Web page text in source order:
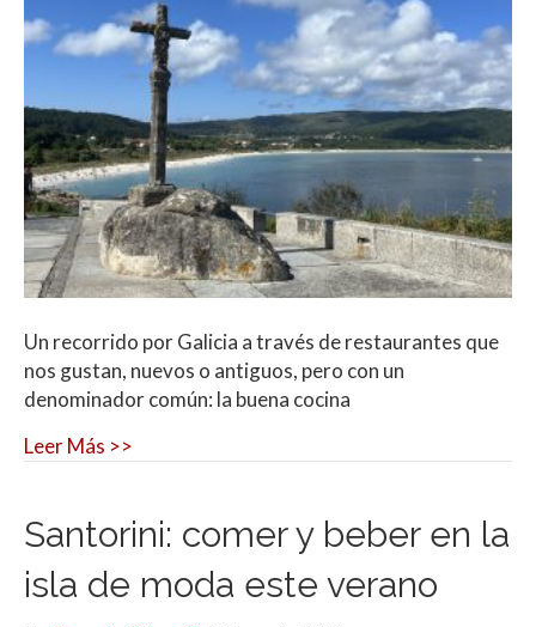
Un recorrido por Galicia a través de restaurantes que
nos gustan, nuevos o antiguos, pero con un
denominador común: la buena cocina
Leer Más >>
Santorini: comer y beber en la
isla de moda este verano